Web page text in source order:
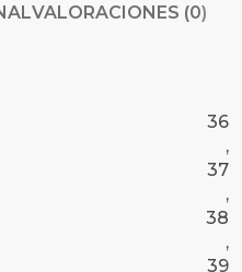
VALORACIONES (0)
36
,
37
,
38
,
39